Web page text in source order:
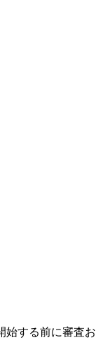
始する前に審査お